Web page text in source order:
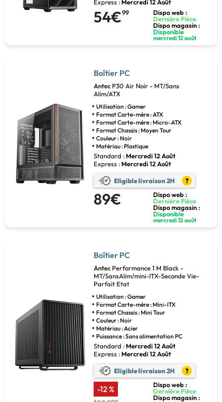
Express : Mercredi 12 Août
54€99
Dispo web :
Dernière Pièce
Dispo magasin :
Disponible
mercredi 12 août
Boîtier PC
Antec P30 Air Noir - MT/Sans
Alim/ATX
Utilisation : Gamer
Format Carte-mère : ATX
Format Carte-mère : Micro-ATX
Format Chassis : Moyen Tour
Couleur : Noir
Matériau : Plastique
Standard : Mercredi 12 Août
Express : Mercredi 12 Août
Eligible livraison 2H ?
89€
Dispo web :
Dernière Pièce
Dispo magasin :
Disponible
mercredi 12 août
Boîtier PC
Antec Performance 1 M Black -
MT/SansAlim/mini-ITX-Seconde Vie-
Parfait Etat
Utilisation : Gamer
Format Carte-mère : Mini-ITX
Format Chassis : Mini Tour
Couleur : Noir
Matériau : Acier
Puissance : Sans alimentation PC
Standard : Mercredi 12 Août
Express : Mercredi 12 Août
Eligible livraison 2H ?
-12 %
Dispo web :
Dernière Pièce
Dispo magasin :